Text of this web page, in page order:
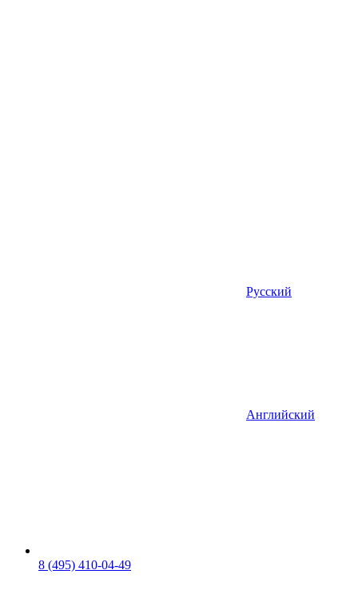
Русский
Английский
8 (495) 410-04-49